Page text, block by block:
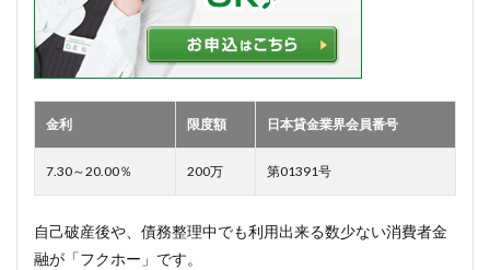
金利 限度額 日本貸金業界会員番号
7.30～20.00％ 200万 第01391号
自己破産後や、債務整理中でも利用出来る数少ない消費者金
融が「フクホー」です。